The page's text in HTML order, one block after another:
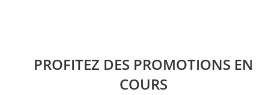
PROFITEZ DES PROMOTIONS EN
COURS